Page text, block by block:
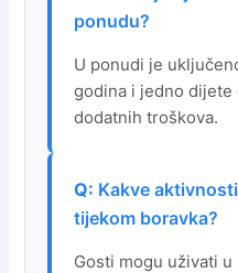
ponudu?
U ponudi je
godina i jedno dijete
dodatnih troškova.
Kakve
tijekom boravka?
Gosti mogu uživati